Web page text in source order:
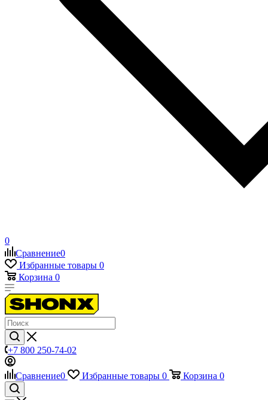
0
Сравнение0
Избранные товары 0
Корзина 0
+7 800 250-74-02
Сравнение0 Избранные товары 0 Корзина 0